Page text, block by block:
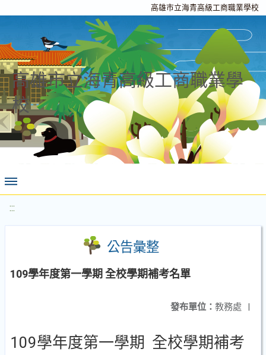
高雄市立海青高級工商職業學校
高雄市立海青高級工商職業學
校
:::
公告彙整
109學年度第一學期 全校學期補考名單
發布單位： 教務處 |
109學年度第一學期 全校學期補考